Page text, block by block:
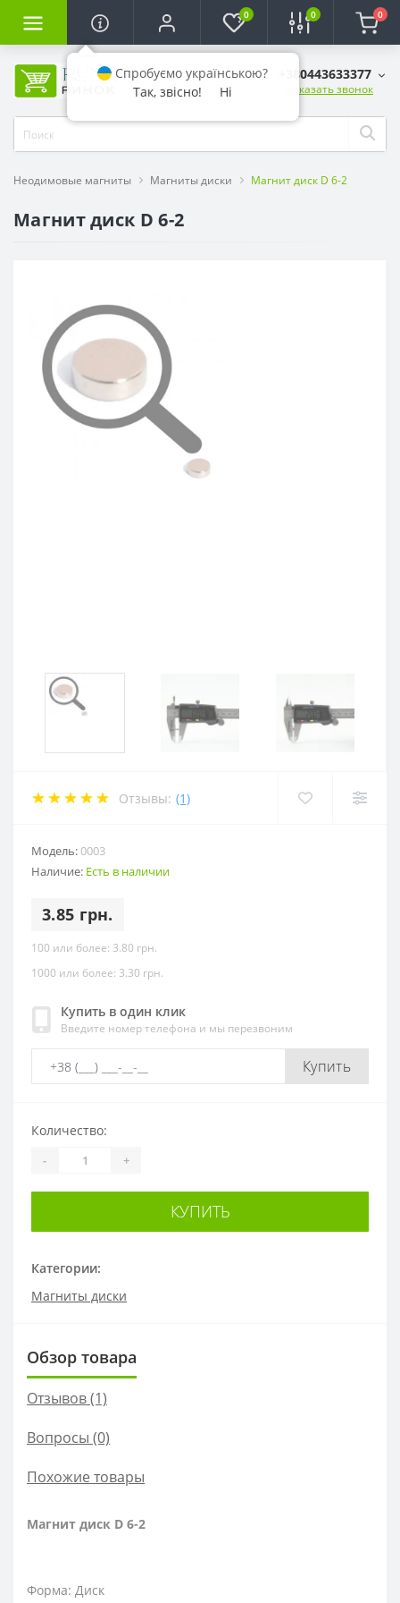
0 0 0
+380443633377
Заказать звонок
Неодимовые магниты Магниты диски Магнит диск D 6-2
Магнит диск D 6-2
Отзывы: (1)
Модель:0003
Наличие: Есть в наличии
3.85 грн.
100 или более: 3.80 грн.
1000 или более: 3.30 грн.
Купить в один клик
Введите номер телефона и мы перезвоним
Купить
Категории:
Магниты диски
Количество:
- +
КУПИТЬ
Обзор товара
Отзывов (1)
Вопросы (0)
Похожие товары
Магнит диск D 6-2
Форма: Диск
Спробуємо українською?
Так, звісно!
Ні